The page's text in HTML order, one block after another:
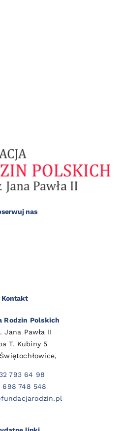
nas
Kontakt
Rodzin Polskich
Jana Pawła II
T. Kubiny 5
793 64 98
698 748 548